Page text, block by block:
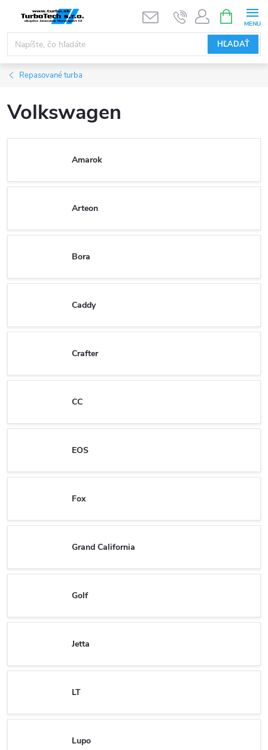
obsah
HĽADAŤ
KOŠÍK
Repasované turba
Volkswagen
Amarok
Arteon
Bora
Caddy
Crafter
CC
EOS
Fox
Grand California
Golf
Jetta
LT
Lupo